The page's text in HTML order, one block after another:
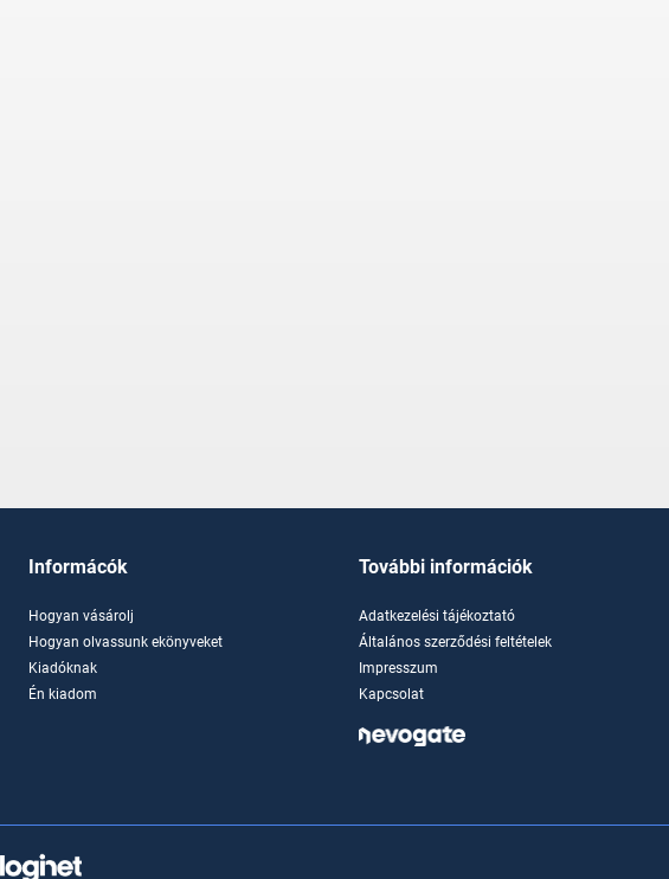
Informácók
Hogyan vásárolj
Hogyan olvassunk ekönyveket
Kiadóknak
Én kiadom
További információk
Adatkezelési tájékoztató
Általános szerződési feltételek
Impresszum
Kapcsolat